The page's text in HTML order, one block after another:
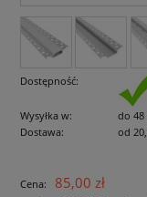
Dostępność:
Wysyłka w:
do 48
Dostawa:
od
Cena nie zawiera
Cena: 85,00 zł